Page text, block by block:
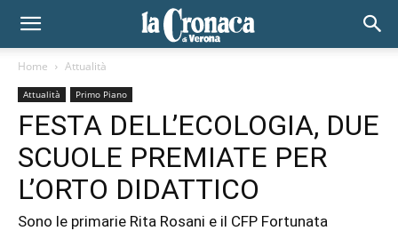
Home Attualità
Attualità Primo Piano
FESTA DELL’ECOLOGIA, DUE
SCUOLE PREMIATE PER
L’ORTO DIDATTICO
Sono le primarie Rita Rosani e il CFP Fortunata